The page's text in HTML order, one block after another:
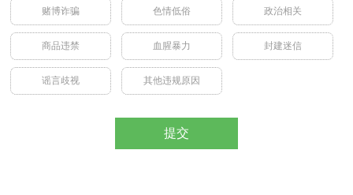
赌博诈骗 色情低俗 政治相关
商品违禁 血腥暴力 封建迷信
谣言歧视 其他违规原因
提交